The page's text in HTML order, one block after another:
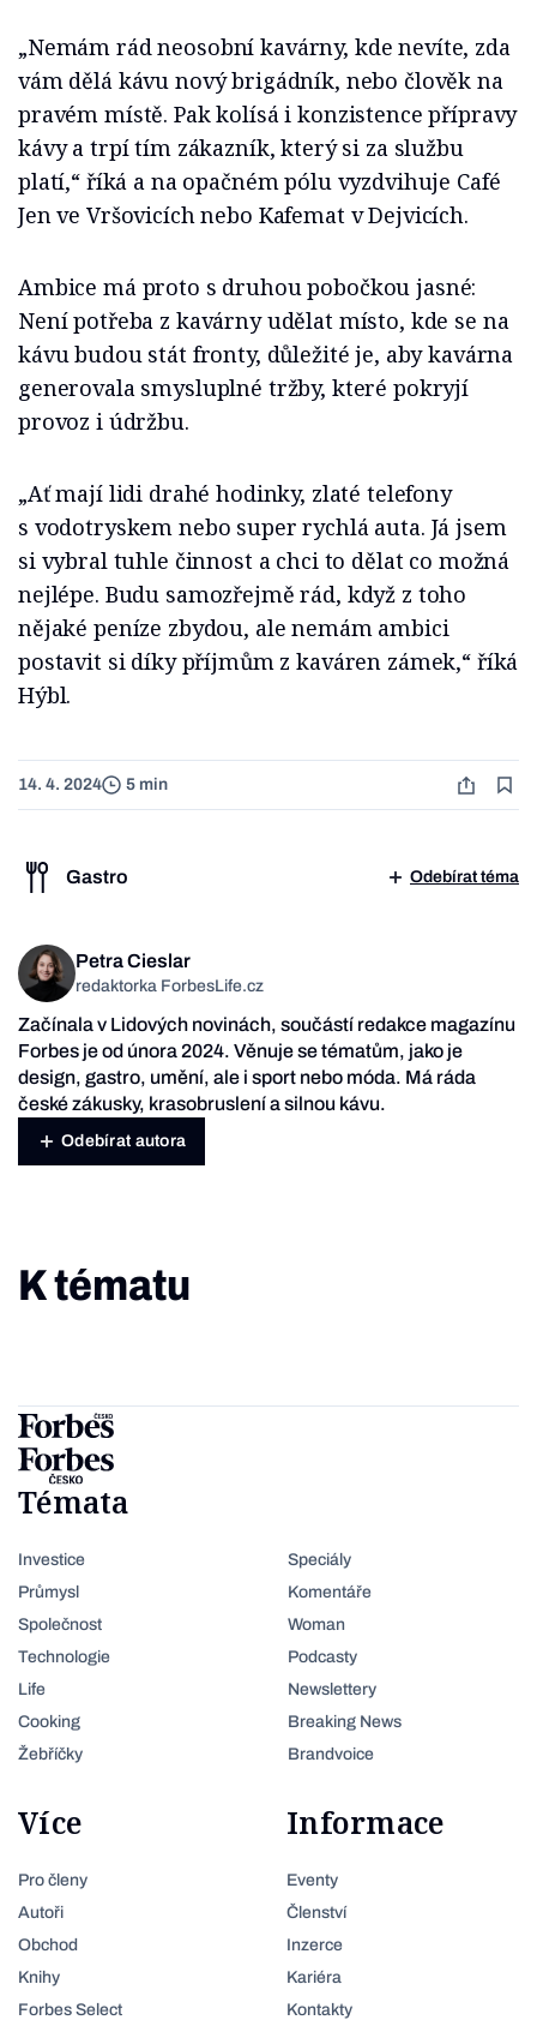
„Nemám rád neosobní kavárny, kde nevíte, zda
vám dělá kávu nový brigádník, nebo člověk na
pravém místě. Pak kolísá i konzistence přípravy
kávy a trpí tím zákazník, který si za službu
platí,“ říká a na opačném pólu vyzdvihuje Café
Jen ve Vršovicích nebo Kafemat v Dejvicích.
Ambice má proto s druhou pobočkou jasné:
Není potřeba z kavárny udělat místo, kde se na
kávu budou stát fronty, důležité je, aby kavárna
generovala smysluplné tržby, které pokryjí
provoz i údržbu.
„Ať mají lidi drahé hodinky, zlaté telefony
s vodotryskem nebo super rychlá auta. Já jsem
si vybral tuhle činnost a chci to dělat co možná
nejlépe. Budu samozřejmě rád, když z toho
nějaké peníze zbydou, ale nemám ambici
postavit si díky příjmům z kaváren zámek,“ říká
Hýbl.
14. 4. 2024 5 min
Gastro Odebírat téma
Petra Cieslar
redaktorka ForbesLife.cz
Začínala v Lidových novinách, součástí redakce magazínu
Forbes je od února 2024. Věnuje se tématům, jako je
design, gastro, umění, ale i sport nebo móda. Má ráda
české zákusky, krasobruslení a silnou kávu.
Odebírat autora
K tématu
Témata
Investice
Průmysl
Společnost
Technologie
Life
Cooking
Žebříčky
Speciály
Komentáře
Woman
Podcasty
Newslettery
Breaking News
Brandvoice
Více
Pro členy
Autoři
Obchod
Knihy
Forbes Select
Informace
Eventy
Členství
Inzerce
Kariéra
Kontakty